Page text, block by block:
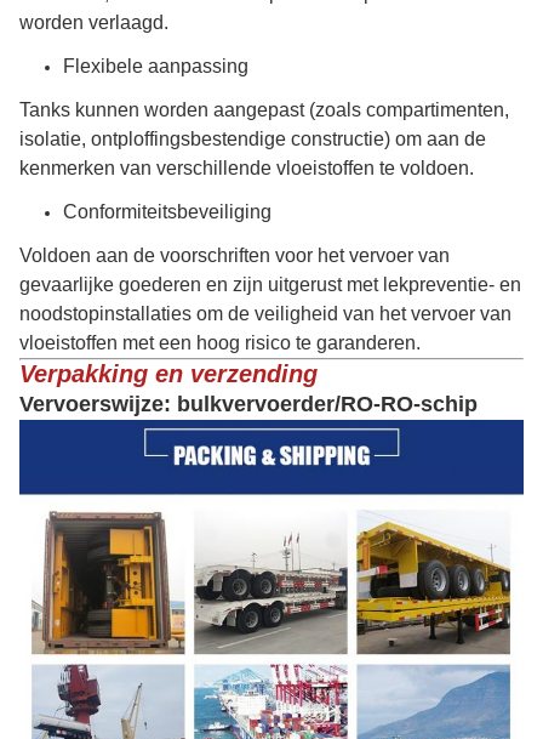
worden verlaagd.
Flexibele aanpassing
Tanks kunnen worden aangepast (zoals compartimenten,
isolatie, ontploffingsbestendige constructie) om aan de
kenmerken van verschillende vloeistoffen te voldoen.
Conformiteitsbeveiliging
Voldoen aan de voorschriften voor het vervoer van
gevaarlijke goederen en zijn uitgerust met lekpreventie- en
noodstopinstallaties om de veiligheid van het vervoer van
vloeistoffen met een hoog risico te garanderen.
Verpakking en verzending
Vervoerswijze: bulkvervoerder/RO-RO-schip